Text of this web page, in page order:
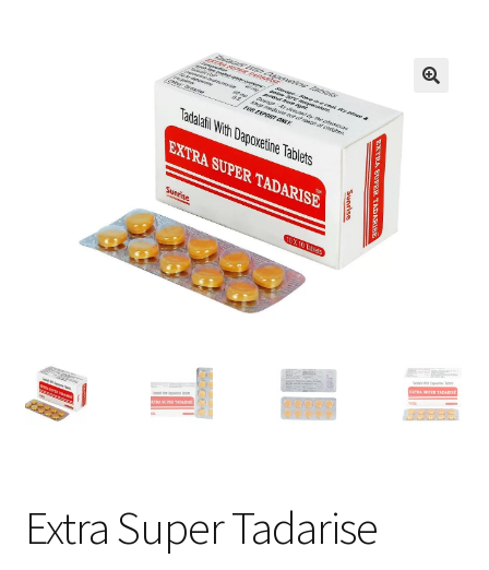
Viaje romántico.
Base de datos de productos
Halloween
Extra Super Tadarise